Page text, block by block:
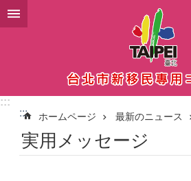
メインコンテンツブロックにスキップ
:::
:::
ホームページ 最新のニュース
実用メッセージ